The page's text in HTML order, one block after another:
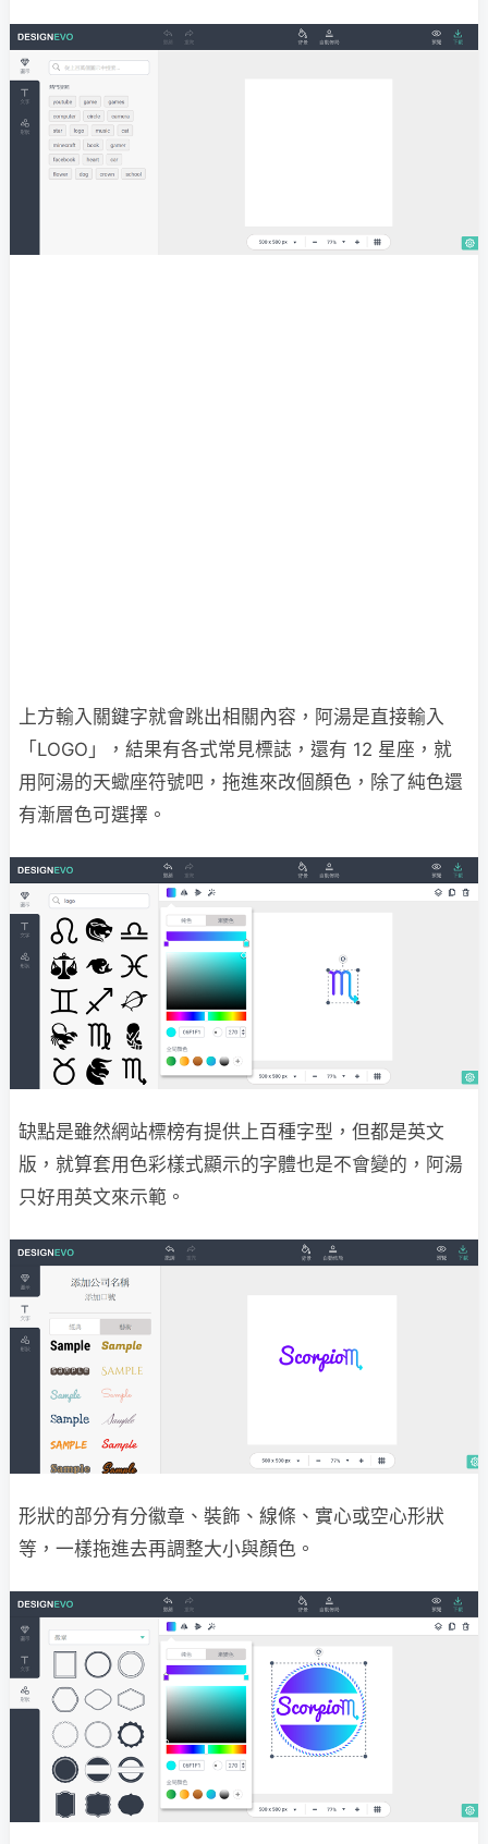
上方輸入關鍵字就會跳出相關內容，阿湯是直接輸入
「LOGO」，結果有各式常見標誌，還有 12 星座，就
用阿湯的天蠍座符號吧，拖進來改個顏色，除了純色還
有漸層色可選擇。
缺點是雖然網站標榜有提供上百種字型，但都是英文
版，就算套用色彩樣式顯示的字體也是不會變的，阿湯
只好用英文來示範。
形狀的部分有分徽章、裝飾、線條、實心或空心形狀
等，一樣拖進去再調整大小與顏色。